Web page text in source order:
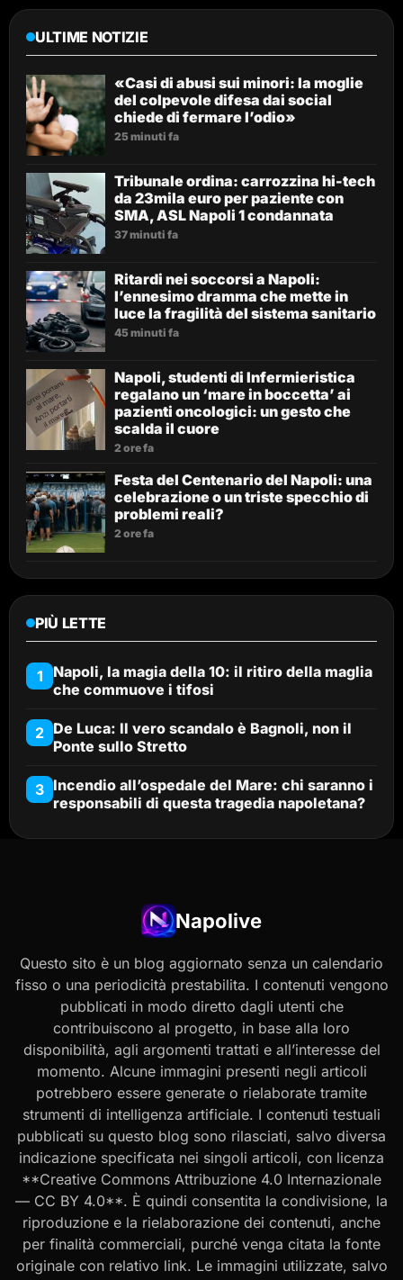
ULTIME NOTIZIE
«Casi di abusi sui minori: la moglie
del colpevole difesa dai social
chiede di fermare l’odio»
25 minuti fa
Tribunale ordina: carrozzina hi-tech
da 23mila euro per paziente con
SMA, ASL Napoli 1 condannata
37 minuti fa
Ritardi nei soccorsi a Napoli:
l’ennesimo dramma che mette in
luce la fragilità del sistema sanitario
45 minuti fa
Napoli, studenti di Infermieristica
regalano un ‘mare in boccetta’ ai
pazienti oncologici: un gesto che
scalda il cuore
2 ore fa
Festa del Centenario del Napoli: una
celebrazione o un triste specchio di
problemi reali?
2 ore fa
PIÙ LETTE
1
Napoli, la magia della 10: il ritiro della maglia
che commuove i tifosi
2 De Luca: Il vero scandalo è Bagnoli, non il
Ponte sullo Stretto
3 Incendio all’ospedale del Mare: chi saranno i
responsabili di questa tragedia napoletana?
Napolive
Questo sito è un blog aggiornato senza un calendario
fisso o una periodicità prestabilita. I contenuti vengono
pubblicati in modo diretto dagli utenti che
contribuiscono al progetto, in base alla loro
disponibilità, agli argomenti trattati e all’interesse del
momento. Alcune immagini presenti negli articoli
potrebbero essere generate o rielaborate tramite
strumenti di intelligenza artificiale. I contenuti testuali
pubblicati su questo blog sono rilasciati, salvo diversa
indicazione specificata nei singoli articoli, con licenza
**Creative Commons Attribuzione 4.0 Internazionale
— CC BY 4.0**. È quindi consentita la condivisione, la
riproduzione e la rielaborazione dei contenuti, anche
per finalità commerciali, purché venga citata la fonte
originale con relativo link. Le immagini utilizzate, salvo